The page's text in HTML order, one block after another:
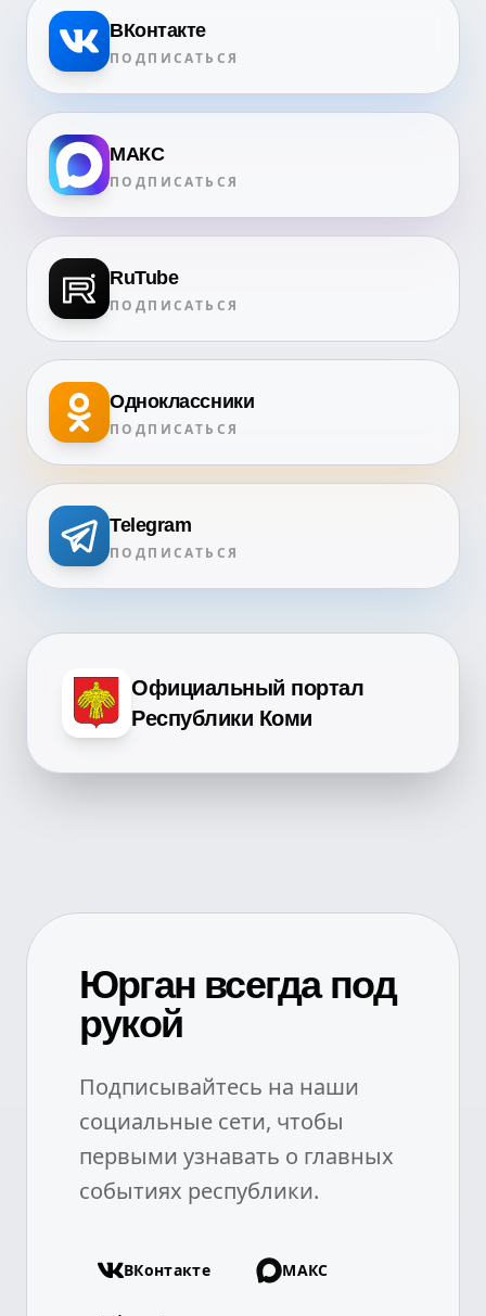
ВКонтакте
ПОДПИСАТЬСЯ
МАКС
ПОДПИСАТЬСЯ
RuTube
ПОДПИСАТЬСЯ
Одноклассники
ПОДПИСАТЬСЯ
Telegram
ПОДПИСАТЬСЯ
Официальный портал
Республики Коми
Юрган всегда под
рукой
Подписывайтесь на наши
социальные сети, чтобы
первыми узнавать о главных
событиях республики.
ВКонтакте МАКС